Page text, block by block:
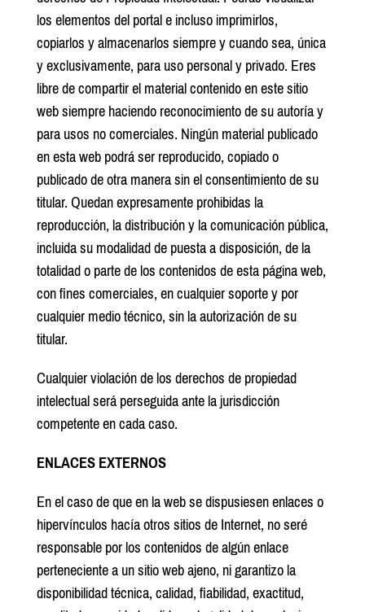
los elementos del portal e incluso imprimirlos,
copiarlos y almacenarlos siempre y cuando sea, única
y exclusivamente, para uso personal y privado. Eres
libre de compartir el material contenido en este sitio
web siempre haciendo reconocimiento de su autoría y
para usos no comerciales. Ningún material publicado
en esta web podrá ser reproducido, copiado o
publicado de otra manera sin el consentimiento de su
titular. Quedan expresamente prohibidas la
reproducción, la distribución y la comunicación pública,
incluida su modalidad de puesta a disposición, de la
totalidad o parte de los contenidos de esta página web,
con fines comerciales, en cualquier soporte y por
cualquier medio técnico, sin la autorización de su
titular.
Cualquier violación de los derechos de propiedad
intelectual será perseguida ante la jurisdicción
competente en cada caso.
ENLACES EXTERNOS
En el caso de que en la web se dispusiesen enlaces o
hipervínculos hacía otros sitios de Internet, no seré
responsable por los contenidos de algún enlace
perteneciente a un sitio web ajeno, ni garantizo la
disponibilidad técnica, calidad, fiabilidad, exactitud,